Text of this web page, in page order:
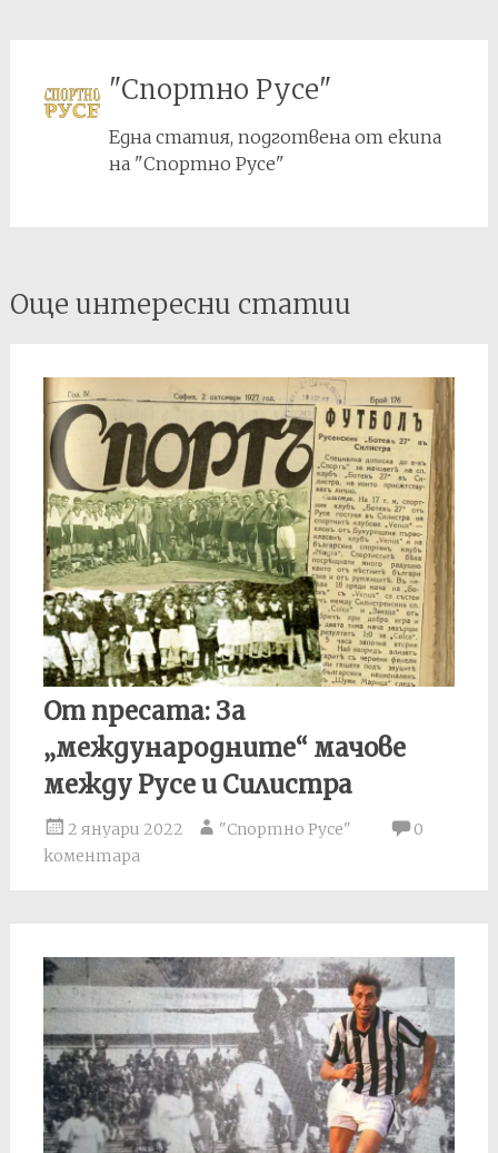
"Спортно Русе"
Една статия, подготвена от екипа
на "Спортно Русе"
Post
navigation
Още интересни статии
От пресата: За
„международните“ мачове
между Русе и Силистра
2 януари 2022 "Спортно Русе"
0
коментара